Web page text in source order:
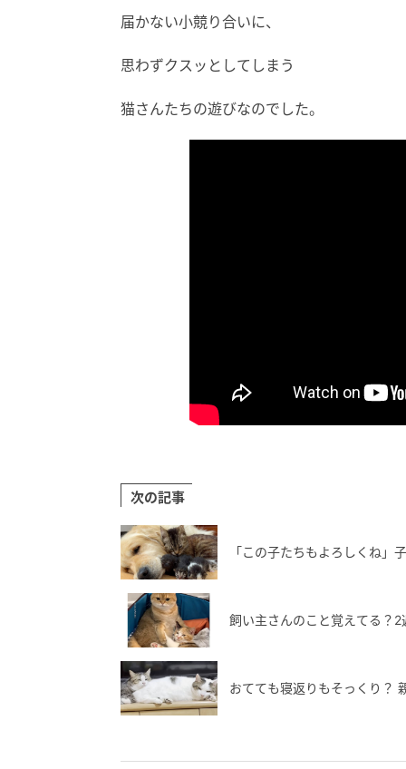
届かない小競り合いに、
思わずクスッとしてしまう
猫さんたちの遊びなのでした。
次の記事
「この子たちもよろしくね」
飼い主さんのこと覚えてる？
おてても寝返りもそっくり？